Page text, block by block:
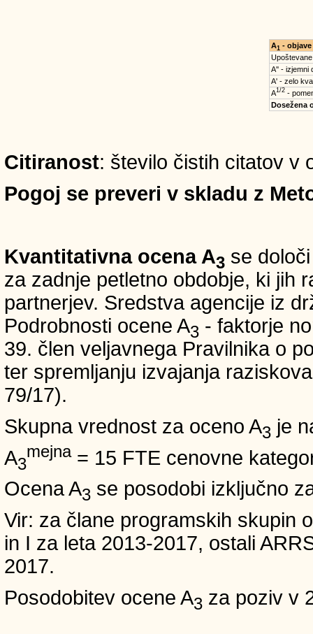
A1 - objave
A'' - izjemni
A' - zelo
A1/2-
Dosežena
Citiranost: število čistih citatov v
Pogoj se preveri v skladu z
Kvantitativna ocena A3 se
za zadnje petletno obdobje, ki jih
partnerjev. Sredstva agencije iz
Podrobnosti ocene A3 - faktorje
39. člen veljavnega Pravilnika o
ter spremljanju izvajanja
79/17).
Skupna vrednost za oceno A3 je
A3
mejna= 15 FTE cenovne
Ocena A3 se posodobi izključno
Vir: za člane programskih skupin
in I za leta 2013-2017, ostali
2017.
Posodobitev ocene A3 za poziv v